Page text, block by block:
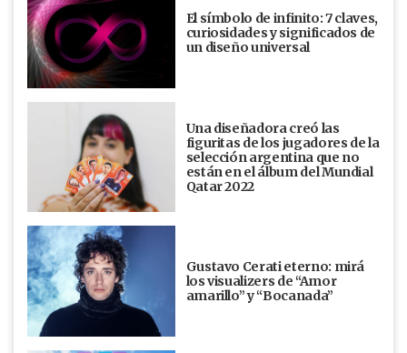
El símbolo de infinito: 7 claves,
curiosidades y significados de
un diseño universal
Una diseñadora creó las
figuritas de los jugadores de la
selección argentina que no
están en el álbum del Mundial
Qatar 2022
Gustavo Cerati eterno: mirá
los visualizers de “Amor
amarillo” y “Bocanada”